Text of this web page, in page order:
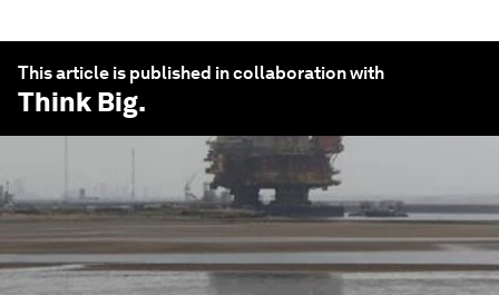
This article is published in collaboration with
Think Big.